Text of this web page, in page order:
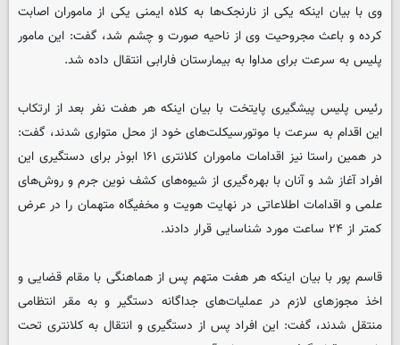
وی با بیان اینکه یکی از نارنجک‌ها به کلاه ایمنی یکی از ماموران اصابت
کرده و باعث مجروحیت وی از ناحیه صورت و چشم شد، گفت: این مامور
پلیس به سرعت برای مداوا به بیمارستان فارابی انتقال داده شد.
رئیس پلیس پیشگیری پایتخت با بیان اینکه هر هفت نفر بعد از ارتکاب
این اقدام به سرعت با موتورسیکلت‌های خود از محل متواری شدند، گفت:
در همین راستا نیز اقدامات ماموران کلانتری ۱۶۱ ابوذر برای دستگیری این
افراد آغاز شد و آنان با بهره‌گیری از شیوه‌های کشف نوین جرم و روش‌های
علمی و اقدامات اطلاعاتی در نهایت هویت و مخفیگاه متهمان را در عرض
کمتر از ۲۴ ساعت مورد شناسایی قرار دادند.
قاسم پور با بیان اینکه هر هفت متهم پس از هماهنگی با مقام قضایی و
اخذ مجوزهای لازم در عملیات‌های جداگانه دستگیر و به مقر انتظامی
منتقل شدند، گفت: این افراد پس از دستگیری و انتقال به کلانتری تحت